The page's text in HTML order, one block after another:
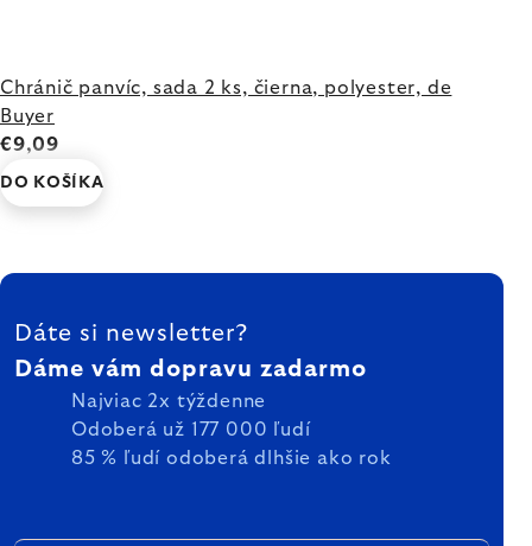
Chránič panvíc, sada 2 ks, čierna, polyester, de
Buyer
€9,09
DO KOŠÍKA
ZÁPÄTIE
Dáte si newsletter?
Dáme vám dopravu zadarmo
Najviac 2x týždenne
Odoberá už 177 000 ľudí
85 % ľudí odoberá dlhšie ako rok